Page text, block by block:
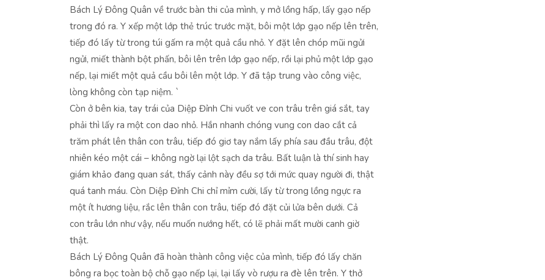
Bách Lý Đông Quân về trước bàn thi của mình, y mở lồng hấp, lấy gạo nếp
trong đó ra. Y xếp một lớp thẻ trúc trước mặt, bôi một lớp gạo nếp lên trên,
tiếp đó lấy từ trong túi gấm ra một quả cầu nhỏ. Y đặt lên chóp mũi ngửi
ngửi, miết thành bột phấn, bôi lên trên lớp gạo nếp, rồi lại phủ một lớp gạo
nếp, lại miết một quả cầu bôi lên một lớp. Y đã tập trung vào công việc,
lòng không còn tạp niệm. `
Còn ở bên kia, tay trái của Diệp Đỉnh Chi vuốt ve con trâu trên giá sắt, tay
phải thì lấy ra một con dao nhỏ. Hắn nhanh chóng vung con dao cắt cả
trăm phát lên thân con trâu, tiếp đó giơ tay nắm lấy phía sau đầu trâu, đột
nhiên kéo một cái – không ngờ lại lột sạch da trâu. Bất luận là thí sinh hay
giám khảo đang quan sát, thấy cảnh này đều sợ tới mức quay người đi, thật
quá tanh máu. Còn Diệp Đỉnh Chi chỉ mỉm cười, lấy từ trong lồng ngực ra
một ít hương liệu, rắc lên thân con trâu, tiếp đó đặt củi lửa bên dưới. Cả
con trâu lớn như vậy, nếu muốn nướng hết, có lẽ phải mất mười canh giờ
thật.
Bách Lý Đông Quân đã hoàn thành công việc của mình, tiếp đó lấy chăn
bông ra bọc toàn bộ chỗ gạo nếp lại, lại lấy vò rượu ra đè lên trên. Y thở